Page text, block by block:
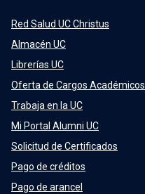
Red Salud UC Christus
Almacén UC
Librerías UC
Oferta de Cargos Académicos
Trabaja en la UC
Mi Portal Alumni UC
Solicitud de Certificados
Pago de créditos
Pago de arancel